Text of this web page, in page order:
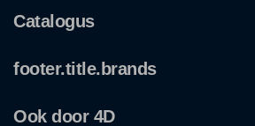
Catalogus
footer.title.brands
Ook door 4D